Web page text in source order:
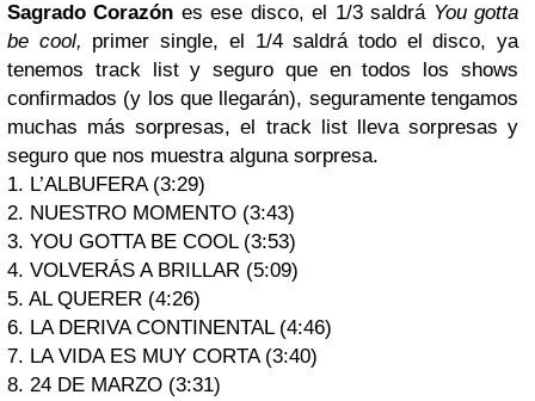
Sagrado Corazón es ese disco, el 1/3 saldrá You gotta
be cool, primer single, el 1/4 saldrá todo el disco, ya
tenemos track list y seguro que en todos los shows
confirmados (y los que llegarán), seguramente tengamos
muchas más sorpresas, el track list lleva sorpresas y
seguro que nos muestra alguna sorpresa.
1. L’ALBUFERA (3:29)
2. NUESTRO MOMENTO (3:43)
3. YOU GOTTA BE COOL (3:53)
4. VOLVERÁS A BRILLAR (5:09)
5. AL QUERER (4:26)
6. LA DERIVA CONTINENTAL (4:46)
7. LA VIDA ES MUY CORTA (3:40)
8. 24 DE MARZO (3:31)